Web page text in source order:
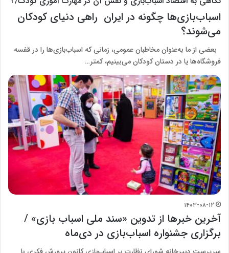
اسباب‌بازی‌ها چگونه در ایران راهی دنیای کودکان
می‌شوند؟
بعضی از ما به‌عنوان مخاطبان عمومی، زمانی که اسباب‌بازی‌ها را در قفسه
فروشگاه‌ها یا در دستان کودکان می‌بینیم، کمتر…
۱۴۰۳-۰۸-۱۲
آخرین خبرها از تدوین «سند ملی اسباب بازی» /
برگزاری جشنواره اسباب‌بازی در دی‌ماه